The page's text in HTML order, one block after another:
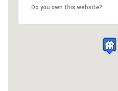
Do you own this website?